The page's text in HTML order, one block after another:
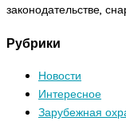
законодательстве,
Рубрики
Новости
Интересное
Зарубежная